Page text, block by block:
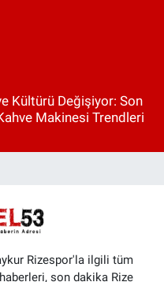
Kültürü Değişiyor: Son
Makinesi Trendleri
Rizespor'la ilgili tüm
son dakika Rize